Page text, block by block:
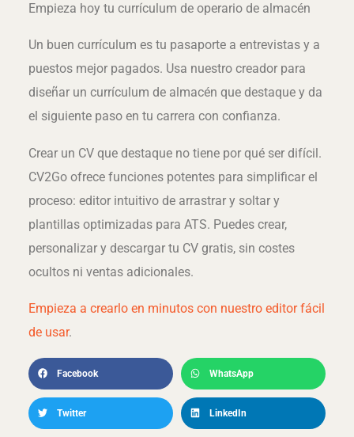
Empieza hoy tu currículum de operario de almacén
Un buen currículum es tu pasaporte a entrevistas y a
puestos mejor pagados. Usa nuestro creador para
diseñar un currículum de almacén que destaque y da
el siguiente paso en tu carrera con confianza.
Crear un CV que destaque no tiene por qué ser difícil.
CV2Go ofrece funciones potentes para simplificar el
proceso: editor intuitivo de arrastrar y soltar y
plantillas optimizadas para ATS. Puedes crear,
personalizar y descargar tu CV gratis, sin costes
ocultos ni ventas adicionales.
Empieza a crearlo en minutos con nuestro editor fácil
de usar.
Facebook WhatsApp
Twitter LinkedIn